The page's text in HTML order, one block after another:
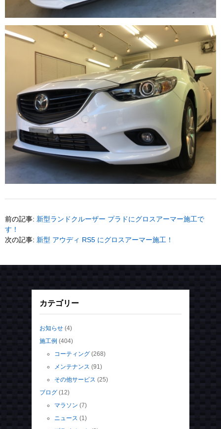
前の記事: 新型ランドクルーザー プラドにグロスアーマー施工で
す！
次の記事: 新型 アウディ RS5 にグロスアーマー施工！
カテゴリー
お知らせ (4)
施工例 (404)
コーティング (268)
メンテナンス (91)
その他サービス (25)
ブログ (12)
マラソン (7)
ニュース (1)